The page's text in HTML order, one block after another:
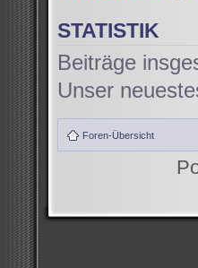
STATISTIK
Beiträge
Unser
Foren-Übersicht